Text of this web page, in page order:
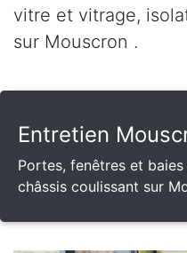
vitre et vitrage,
sur Mouscron .
Entretien
Portes, fenêtres et
châssis coulissant sur